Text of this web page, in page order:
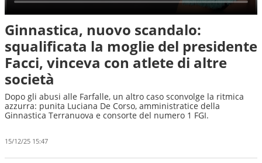
Ginnastica, nuovo scandalo:
squalificata la moglie del presidente
Facci, vinceva con atlete di altre
società
Dopo gli abusi alle Farfalle, un altro caso sconvolge la ritmica
azzurra: punita Luciana De Corso, amministratice della
Ginnastica Terranuova e consorte del numero 1 FGI.
15/12/25 15:47